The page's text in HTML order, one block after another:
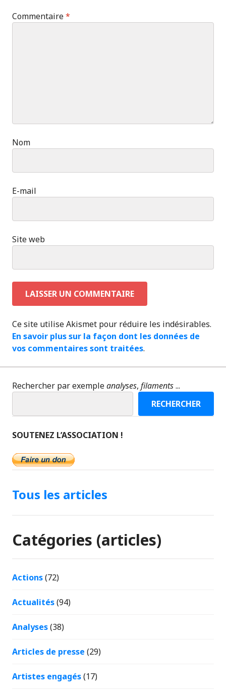
Commentaire*
Nom
E-mail
Site web
Ce site utilise Akismet pour réduire les indésirables.
En savoir plus sur la façon dont les données de
vos commentaires sont traitées.
Rechercher par exempleanalyses, filaments...
RECHERCHER
SOUTENEZ L’ASSOCIATION !
Tous les articles
Catégories (articles)
Actions(72)
Actualités(94)
Analyses(38)
Articles de presse (29)
Artistes engagés(17)